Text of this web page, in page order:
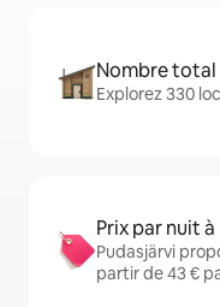
Nombre total
Explorez 330
Prix par nuit
Pudasjärvi
partir de 43 €